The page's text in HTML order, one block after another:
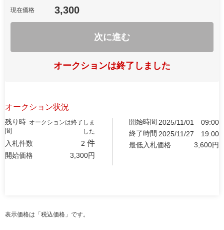
現在価格 3,300
次に進む
オークションは終了しました
オークション状況
残り時
間
オークションは終了しま
した
入札件数 2 件
開始価格 3,300円
開始時間 2025/11/01
09:00
終了時間 2025/11/27
19:00
最低入札価格
3,600円
表示価格は「税込価格」です。